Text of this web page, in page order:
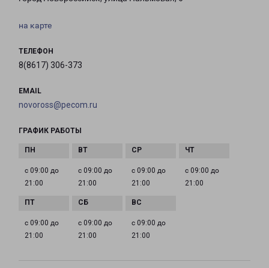
на карте
ТЕЛЕФОН
8(8617) 306-373
EMAIL
novoross@pecom.ru
ГРАФИК РАБОТЫ
с 09:00 до
21:00
с 09:00 до
21:00
с 09:00 до
21:00
с 09:00 до
21:00
с 09:00 до
21:00
с 09:00 до
21:00
с 09:00 до
21:00